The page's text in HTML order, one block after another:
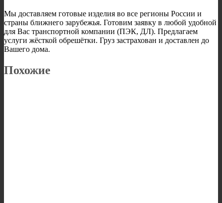
Мы доставляем готовые изделия во все регионы России и
страны ближнего зарубежья. Готовим заявку в любой удобной
для Вас транспортной компании (ПЭК, ДЛ). Предлагаем
услуги жёсткой обрешётки. Груз застрахован и доставлен до
Вашего дома.
Похожие